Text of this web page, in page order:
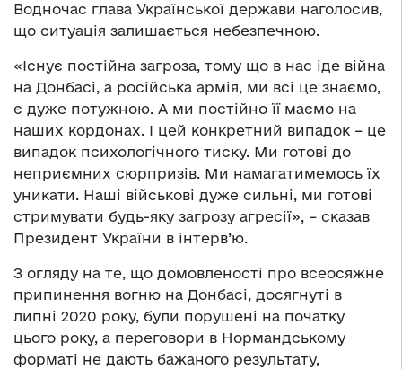
Водночас глава Української держави наголосив,
що ситуація залишається небезпечною.
«Існує постійна загроза, тому що в нас іде війна
на Донбасі, а російська армія, ми всі це знаємо,
є дуже потужною. А ми постійно її маємо на
наших кордонах. І цей конкретний випадок – це
випадок психологічного тиску. Ми готові до
неприємних сюрпризів. Ми намагатимемось їх
уникати. Наші військові дуже сильні, ми готові
стримувати будь-яку загрозу агресії», – сказав
Президент України в інтерв’ю.
З огляду на те, що домовленості про всеосяжне
припинення вогню на Донбасі, досягнуті в
липні 2020 року, були порушені на початку
цього року, а переговори в Нормандському
форматі не дають бажаного результату,